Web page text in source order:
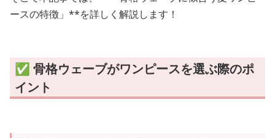
ースの特徴」**を詳しく解説します！
✅ 骨格ウェーブがワンピースを選ぶ際のポ
イント